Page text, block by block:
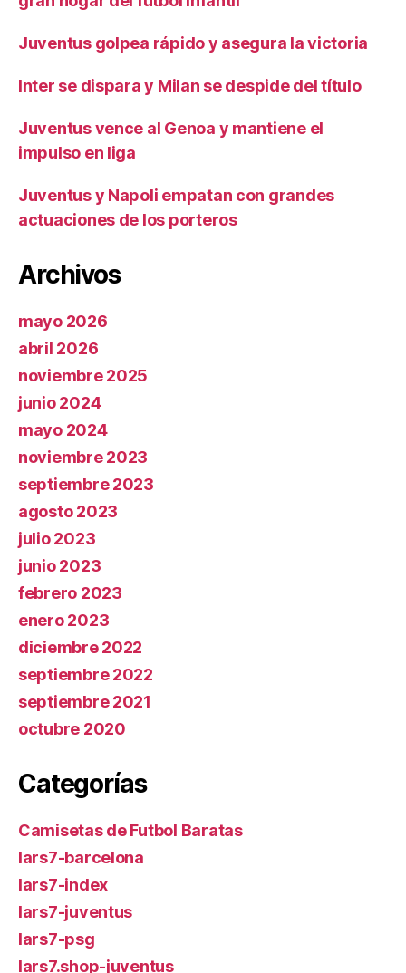
Juventus golpea rápido y asegura la victoria
Inter se dispara y Milan se despide del título
Juventus vence al Genoa y mantiene el
impulso en liga
Juventus y Napoli empatan con grandes
actuaciones de los porteros
Archivos
mayo 2026
abril 2026
noviembre 2025
junio 2024
mayo 2024
noviembre 2023
septiembre 2023
agosto 2023
julio 2023
junio 2023
febrero 2023
enero 2023
diciembre 2022
septiembre 2022
septiembre 2021
octubre 2020
Categorías
Camisetas de Futbol Baratas
lars7-barcelona
lars7-index
lars7-juventus
lars7-psg
lars7.shop-juventus